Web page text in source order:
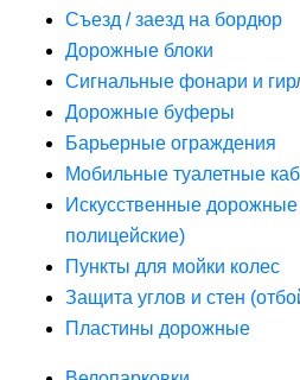
Съезд / заезд на бордюр
Дорожные блоки
Сигнальные фонари и
Дорожные буферы
Барьерные ограждения
Мобильные туалетные
Искусственные
полицейские)
Пункты для мойки колес
Защита углов и стен
Пластины дорожные